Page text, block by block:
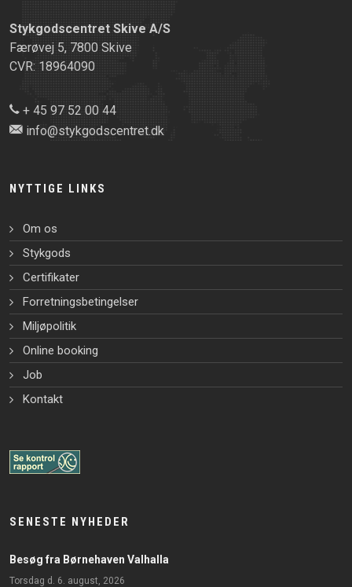
Stykgodscentret Skive A/S
Færøvej 5, 7800 Skive
CVR: 18964090
+ 45 97 52 00 44
info@stykgodscentret.dk
NYTTIGE LINKS
Om os
Stykgods
Certifikater
Forretningsbetingelser
Miljøpolitik
Online booking
Job
Kontakt
SENESTE NYHEDER
Besøg fra Børnehaven Valhalla
torsdag d. 6. august, 2026